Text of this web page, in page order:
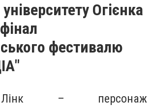
Огієнка
фестивалю
– персонаж